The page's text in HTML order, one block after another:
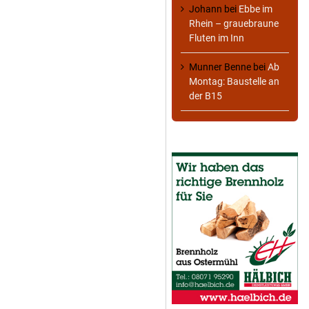
Johann bei Ebbe im
Rhein – grauebraune
Fluten im Inn
Munner Benne beiAb
Montag: Baustelle an
der B15